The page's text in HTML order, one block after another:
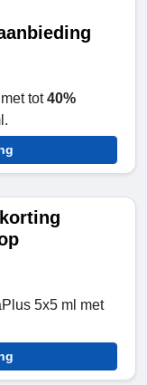
tot40%
5x5 ml met